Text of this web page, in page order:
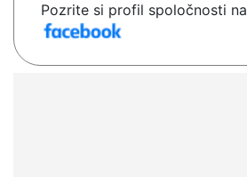
Pozrite si profil spoločnosti na